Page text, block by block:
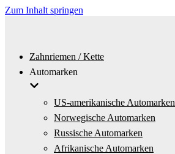
Zum Inhalt springen
Zahnriemen / Kette
Automarken
US-amerikanische Automarken
Norwegische Automarken
Russische Automarken
Afrikanische Automarken